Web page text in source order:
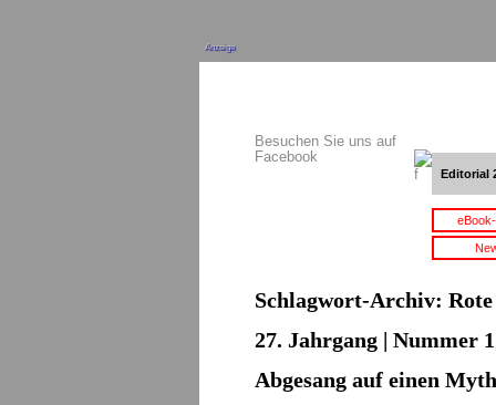
Anzeige
Besuchen Sie uns auf
Facebook
Editorial
Schlagwort-Archiv: Rote
27. Jahrgang | Nummer
Abgesang auf einen